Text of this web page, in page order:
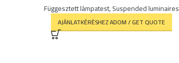
Függesztett lámpatest,Suspended luminaires
AJÁNLATKÉRÉSHEZ ADOM / GET QUOTE